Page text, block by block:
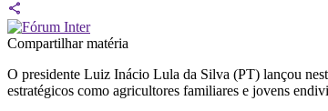
Compartilhar matéria
O presidente Luiz Inácio Lula da Silva (PT) lançou
estratégicos como agricultores familiares e jovens